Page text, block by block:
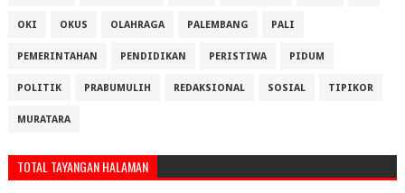
OKI OKUS OLAHRAGA PALEMBANG PALI
PEMERINTAHAN PENDIDIKAN PERISTIWA PIDUM
POLITIK PRABUMULIH REDAKSIONAL SOSIAL TIPIKOR
MURATARA
TOTAL TAYANGAN HALAMAN